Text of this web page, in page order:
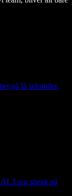
på få sekunder.
Læg speak på